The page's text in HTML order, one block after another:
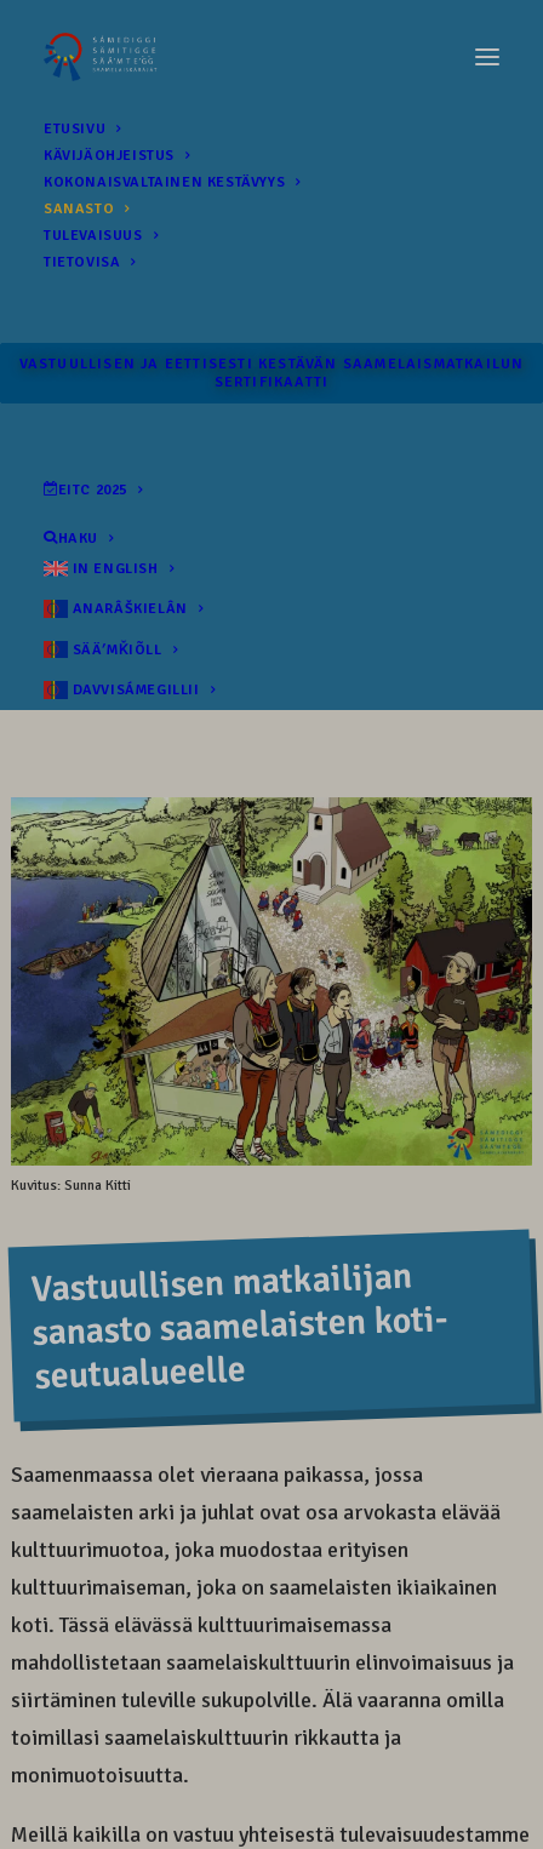
ETUSIVU
KÄVIJÄOHJEISTUS
KOKONAIS­VALTAINEN KESTÄVYYS
SANASTO
TULEVAISUUS
TIETOVISA
VASTUULLISEN JA EETTISESTI KESTÄVÄN SAAMELAISMATKAILUN
SERTIFIKAATTI
EITC 2025
HAKU
IN ENGLISH
ANARÂŠKIELÂN
SÄÄʹMǨIÕLL
DAVVISÁMEGILLII
Kuvitus: Sunna Kitti
Vastuul­lisen matkai­lijan
sanasto saame­laisten koti­
seutu­alueel­le
Saamenmaassa olet vieraana paikassa, jossa
saamelaisten arki ja juhlat ovat osa arvokasta elävää
kulttuurimuotoa, joka muodostaa erityisen
kulttuurimaiseman, joka on saamelaisten ikiaikainen
koti. Tässä elävässä kulttuurimaisemassa
mahdollistetaan saamelaiskulttuurin elinvoimaisuus ja
siirtäminen tuleville sukupolville. Älä vaaranna omilla
toimillasi saamelaiskulttuurin rikkautta ja
monimuotoisuutta.
Meillä kaikilla on vastuu yhteisestä tulevaisuudestamme